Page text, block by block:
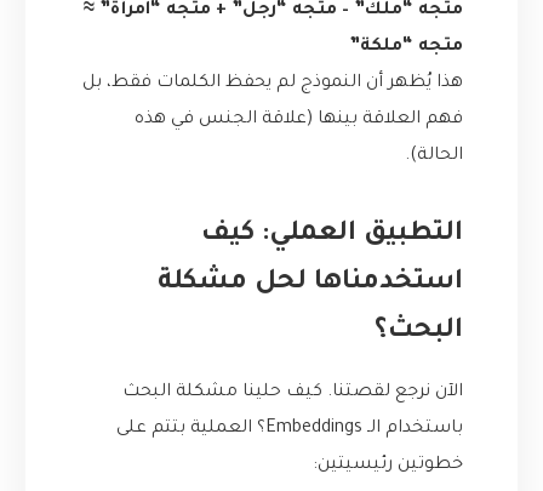
متجه “ملك” – متجه “رجل” + متجه “امرأة” ≈
متجه “ملكة”
هذا يُظهر أن النموذج لم يحفظ الكلمات فقط، بل
فهم العلاقة بينها (علاقة الجنس في هذه
الحالة).
التطبيق العملي: كيف
استخدمناها لحل مشكلة
البحث؟
الآن نرجع لقصتنا. كيف حلينا مشكلة البحث
باستخدام الـ Embeddings؟ العملية بتتم على
خطوتين رئيسيتين: